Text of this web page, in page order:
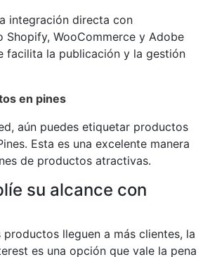
integración directa con
Shopify, WooCommerce y Adobe
facilita la publicación y la gestión
en pines
aún puedes etiquetar productos
Esta es una excelente manera
de productos atractivas.
su alcance con
productos lleguen a más clientes, la
es una opción que vale la pena